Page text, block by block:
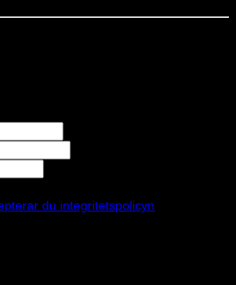
du integritetspolicyn